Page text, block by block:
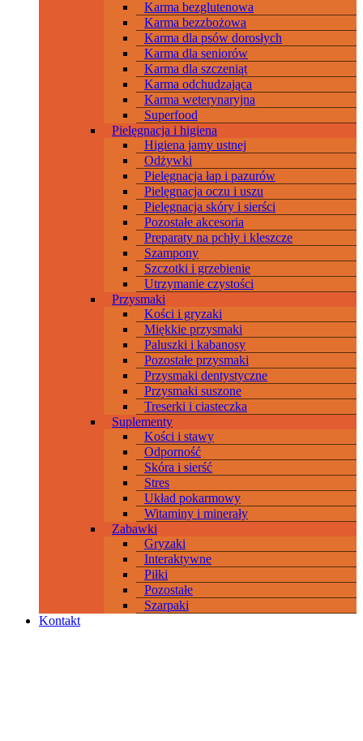
Karma bezglutenowa
Karma bezzbożowa
Karma dla psów dorosłych
Karma dla seniorów
Karma dla szczeniąt
Karma odchudzająca
Karma weterynaryjna
Superfood
Pielęgnacja i higiena
Higiena jamy ustnej
Odżywki
Pielęgnacja łap i pazurów
Pielęgnacja oczu i uszu
Pielęgnacja skóry i sierści
Pozostałe akcesoria
Preparaty na pchły i kleszcze
Szampony
Szczotki i grzebienie
Utrzymanie czystości
Przysmaki
Kości i gryzaki
Miękkie przysmaki
Paluszki i kabanosy
Pozostałe przysmaki
Przysmaki dentystyczne
Przysmaki suszone
Treserki i ciasteczka
Suplementy
Kości i stawy
Odporność
Skóra i sierść
Stres
Układ pokarmowy
Witaminy i minerały
Zabawki
Gryzaki
Interaktywne
Piłki
Pozostałe
Szarpaki
Kontakt